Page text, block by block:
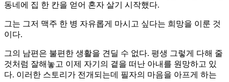
동네에 집 한 칸을 얻어 혼자 살기 시작했다.
그는 그저 맥주 한 병 자유롭게 마시고 싶다는 희망을 이룬 것
이다.
그의 남편은 불편한 생활을 견딜 수 없다. 평생 그렇게 다해 줄
것처럼 잘해놓고 이제 자기의 곁을 떠난 아내를 원망하고 있
다. 이러한 스토리가 전개되는데 필자의 마음을 아프게 하는